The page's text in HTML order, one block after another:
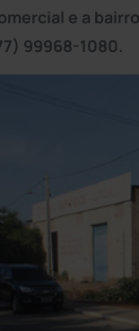
e a
99968-1080.